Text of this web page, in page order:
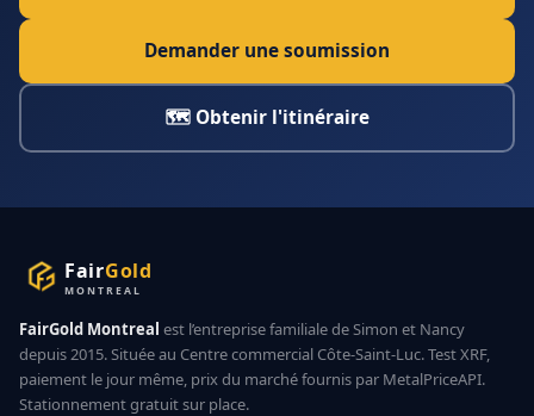
Demander une soumission
🗺 Obtenir l'itinéraire
FairGold
MONTREAL
FairGold Montreal est l’entreprise familiale de Simon et Nancy
depuis 2015. Située au Centre commercial Côte-Saint-Luc. Test XRF,
paiement le jour même, prix du marché fournis par MetalPriceAPI.
Stationnement gratuit sur place.